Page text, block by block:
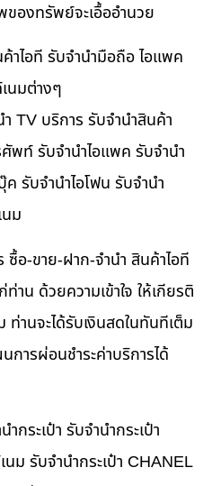
ของทรัพย์จะเอื้ออำนวย
าไอที รับจำนำมือถือ ไอแพค
นมต่างๆ
TV บริการ รับจำนำสินค้า
พท์ รับจำนำไอแพค รับจำนำ
รับจำนำไอโฟน รับจำนำ
ม
อ-ขาย-ฝาก-จำนำ สินค้าไอที
าน ด้วยความเข้าใจ ให้เกียรติ
ท่านจะได้รับเงินสดในทันทีเต็ม
การผ่อนชำระค่าบริการได้
กระเป๋า รับจำนำกระเป๋า
ม รับจำนำกระเป๋า CHANEL